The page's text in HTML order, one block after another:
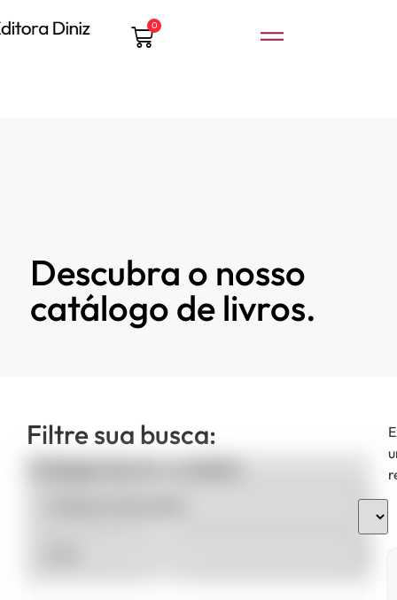
0
Descubra o nosso
catálogo de livros.
Filtre sua busca:
Categorias de produto